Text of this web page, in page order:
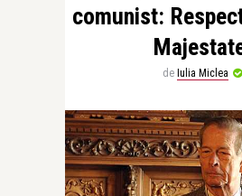
comunist:
de Iulia Miclea